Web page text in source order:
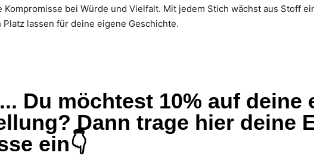
bei Würde und Vielfalt. Mit jedem Stich wächst aus Stoff
lassen für deine eigene Geschichte.
Du möchtest 10% auf deine
Dann trage hier deine
ein👇